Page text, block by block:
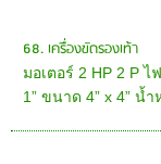
68. เครื่องขัดรองเท้า
มอเตอร์ 2 HP 2 P
1” ขนาด 4” x 4” น้